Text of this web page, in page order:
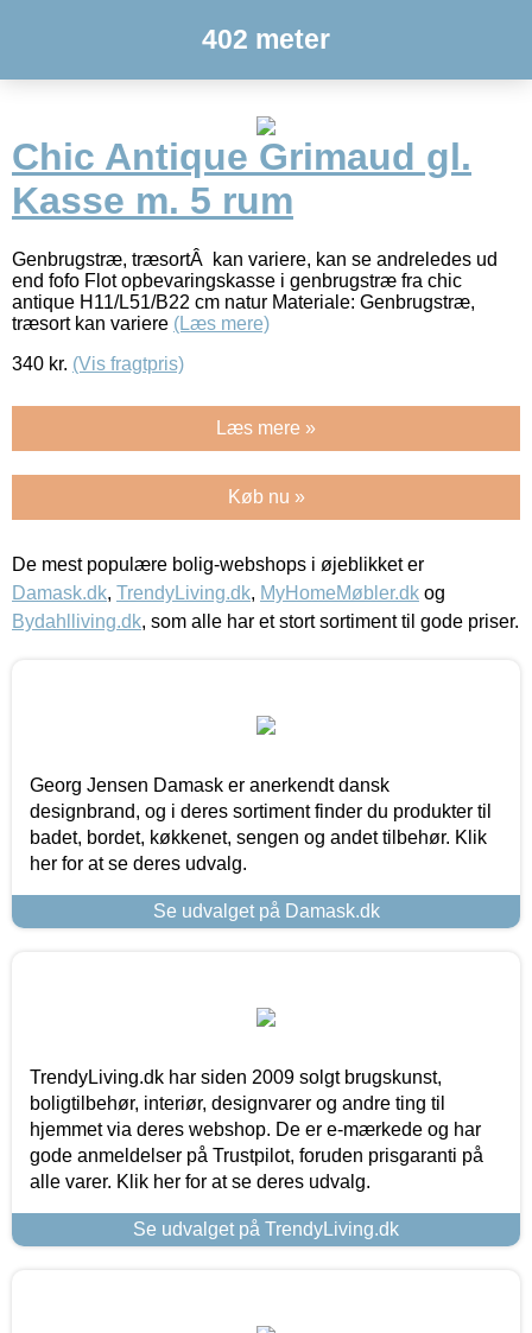
402 meter
Chic Antique Grimaud gl.
Kasse m. 5 rum
Genbrugstræ, træsortÂ kan variere, kan se andreledes ud
end fofo Flot opbevaringskasse i genbrugstræ fra chic
antique H11/L51/B22 cm natur Materiale: Genbrugstræ,
træsort kan variere (Læs mere)
340 kr. (Vis fragtpris)
Læs mere »
Køb nu »
De mest populære bolig-webshops i øjeblikket er
Damask.dk, TrendyLiving.dk, MyHomeMøbler.dk og
Bydahlliving.dk, som alle har et stort sortiment til gode priser.
Georg Jensen Damask er anerkendt dansk
designbrand, og i deres sortiment finder du produkter til
badet, bordet, køkkenet, sengen og andet tilbehør. Klik
her for at se deres udvalg.
Se udvalget på Damask.dk
TrendyLiving.dk har siden 2009 solgt brugskunst,
boligtilbehør, interiør, designvarer og andre ting til
hjemmet via deres webshop. De er e-mærkede og har
gode anmeldelser på Trustpilot, foruden prisgaranti på
alle varer. Klik her for at se deres udvalg.
Se udvalget på TrendyLiving.dk